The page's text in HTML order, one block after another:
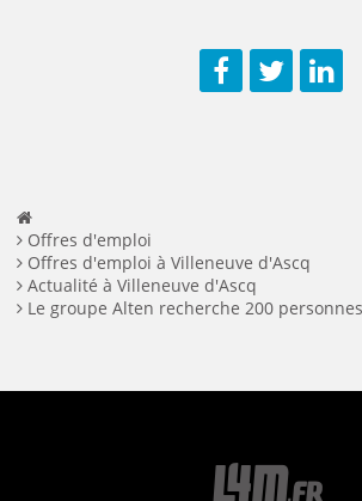
Offres d'emploi
Offres d'emploi à Villeneuve d'Ascq
Actualité à Villeneuve d'Ascq
Le groupe Alten recherche 200